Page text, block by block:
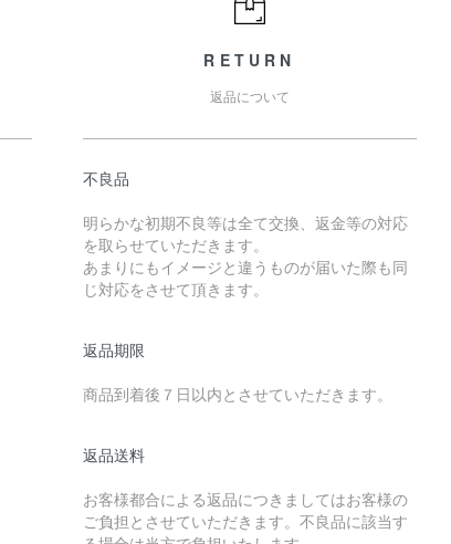
RETURN
返品について
不良品
明らかな初期不良等は全て交換、返金等の対応
を取らせていただきます。
あまりにもイメージと違うものが届いた際も同
じ対応をさせて頂きます。
返品期限
商品到着後７日以内とさせていただきます。
返品送料
お客様都合による返品につきましてはお客様の
ご負担とさせていただきます。不良品に該当す